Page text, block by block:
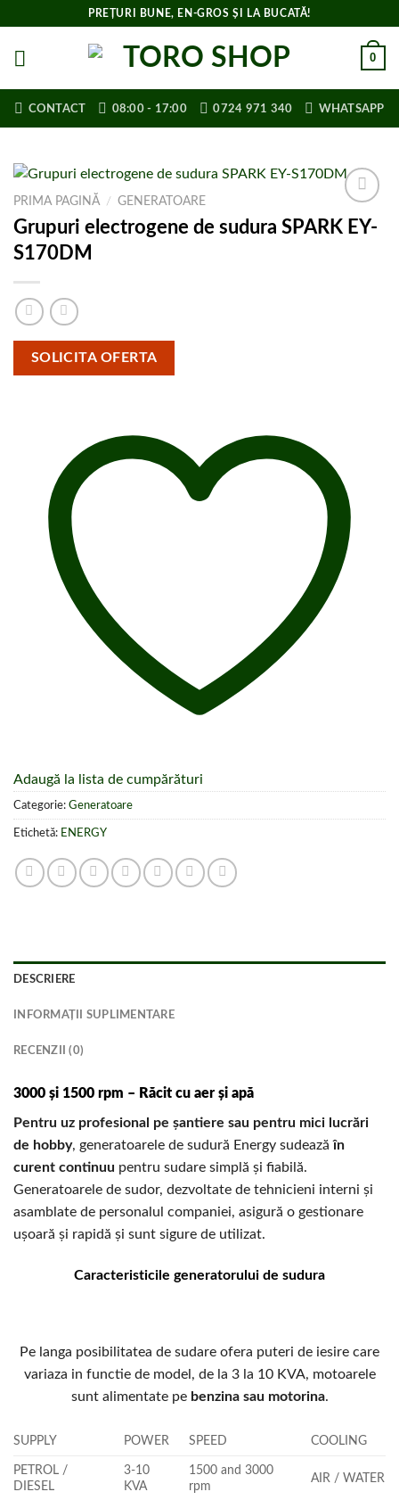
content
PREȚURI BUNE, EN-GROS ȘI LA BUCATĂ!
0
CONTACT 08:00 - 17:00 0724 971 340 WHATSAPP
Adaugă la
lista de
PRIMA PAGINĂ / GENERATOARE
Grupuri electrogene de sudura SPARK EY-
S170DM
SOLICITA OFERTA
Adaugă la lista de cumpărături
Categorie: Generatoare
Etichetă: ENERGY
DESCRIERE
INFORMAȚII SUPLIMENTARE
RECENZII (0)
3000 și 1500 rpm – Răcit cu aer și apă
Pentru uz profesional pe șantiere sau pentru mici lucrări
de hobby, generatoarele de sudură Energy sudeazăîn
curent continuu pentru sudare simplă și fiabilă.
Generatoarele de sudor, dezvoltate de tehnicieni interni și
asamblate de personalul companiei, asigură o gestionare
ușoară și rapidă și sunt sigure de utilizat.
Caracteristicile generatorului de sudura
Pe langa posibilitatea de sudare ofera puteri de iesire care
variaza in functie de model, de la 3 la 10 KVA, motoarele
sunt alimentate pe benzina sau motorina.
SUPPLY POWER SPEED COOLING
PETROL /
DIESEL
3-10
KVA
1500 and 3000
rpm
AIR / WATER